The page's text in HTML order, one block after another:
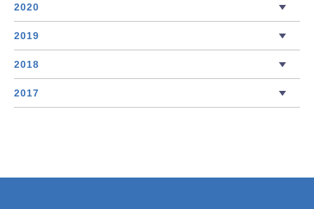
2020
2019
2018
2017